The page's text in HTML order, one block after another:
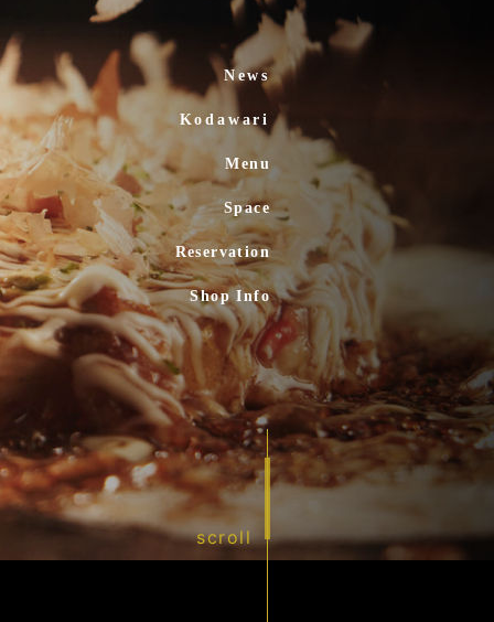
News
Kodawari
Menu
Space
Reservation
Shop Info
scroll